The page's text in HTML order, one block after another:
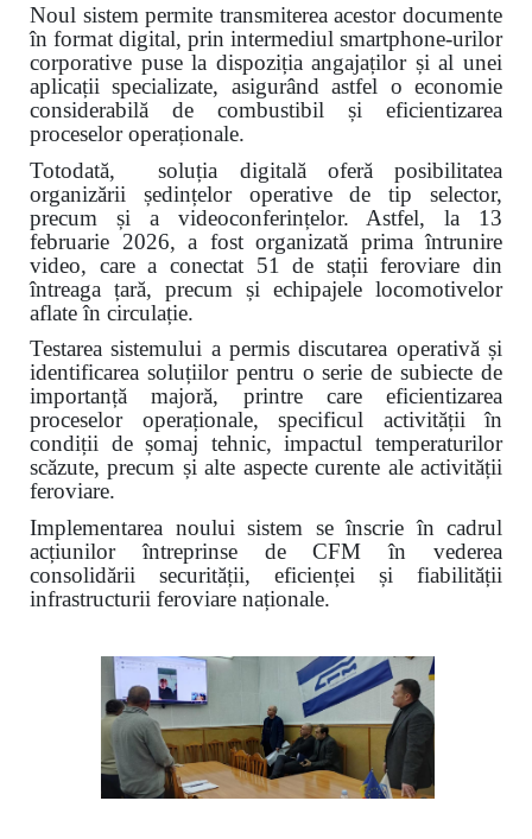
Noul sistem permite transmiterea acestor documente
în format digital, prin intermediul smartphone-urilor
corporative puse la dispoziția angajaților și al unei
aplicații specializate, asigurând astfel o economie
considerabilă de combustibil și eficientizarea
proceselor operaționale.
Totodată, soluția digitală oferă posibilitatea
organizării ședințelor operative de tip selector,
precum și a videoconferințelor. Astfel, la 13
februarie 2026, a fost organizată prima întrunire
video, care a conectat 51 de stații feroviare din
întreaga țară, precum și echipajele locomotivelor
aflate în circulație.
Testarea sistemului a permis discutarea operativă și
identificarea soluțiilor pentru o serie de subiecte de
importanță majoră, printre care eficientizarea
proceselor operaționale, specificul activității în
condiții de șomaj tehnic, impactul temperaturilor
scăzute, precum și alte aspecte curente ale activității
feroviare.
Implementarea noului sistem se înscrie în cadrul
acțiunilor întreprinse de CFM în vederea
consolidării securității, eficienței și fiabilității
infrastructurii feroviare naționale.